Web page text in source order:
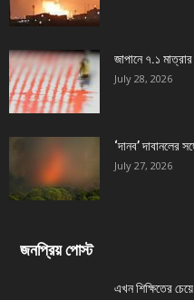
জাপানে ৭.১
July 28, 2026
‘দানব’ দাবানলের
July 27, 2026
জনপ্রিয় পোস্ট
এখন শিক্ষিতের